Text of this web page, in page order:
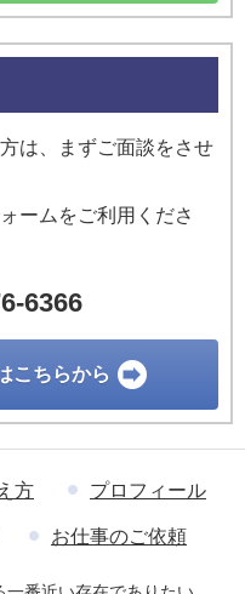
は、まずご面談をさせ
ームをご利用くださ
6366
こちらから
方 プロフィール
お仕事のご依頼